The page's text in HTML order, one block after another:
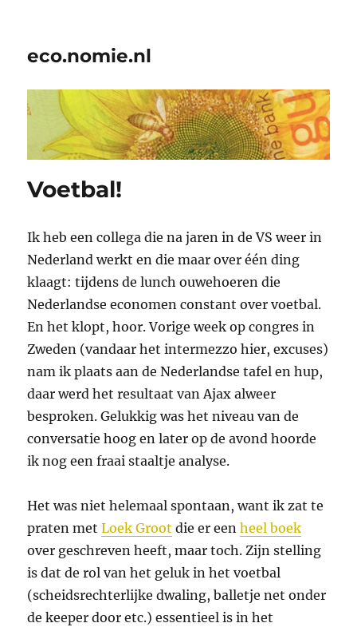
eco.nomie.nl
Voetbal!
Ik heb een collega die na jaren in de VS weer in
Nederland werkt en die maar over één ding
klaagt: tijdens de lunch ouwehoeren die
Nederlandse economen constant over voetbal.
En het klopt, hoor. Vorige week op congres in
Zweden (vandaar het intermezzo hier, excuses)
nam ik plaats aan de Nederlandse tafel en hup,
daar werd het resultaat van Ajax alweer
besproken. Gelukkig was het niveau van de
conversatie hoog en later op de avond hoorde
ik nog een fraai staaltje analyse.
Het was niet helemaal spontaan, want ik zat te
praten metLoek Groot die er eenheel boek
over geschreven heeft, maar toch. Zijn stelling
is dat de rol van het geluk in het voetbal
(scheidsrechterlijke dwaling, balletje net onder
de keeper door etc.) essentieel is in het